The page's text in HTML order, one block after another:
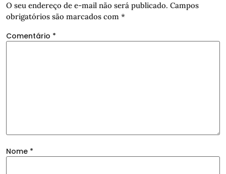
O seu endereço de e-mail não será publicado. Campos
obrigatórios são marcados com *
Comentário *
Nome *